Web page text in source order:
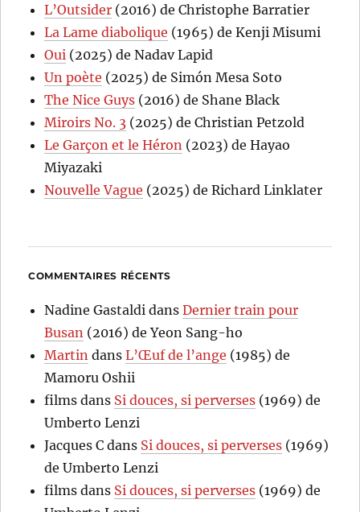
L’Outsider (2016) de Christophe Barratier
La Lame diabolique (1965) de Kenji Misumi
Oui (2025) de Nadav Lapid
Un poète (2025) de Simón Mesa Soto
The Nice Guys (2016) de Shane Black
Miroirs No. 3 (2025) de Christian Petzold
Le Garçon et le Héron (2023) de Hayao
Miyazaki
Nouvelle Vague (2025) de Richard Linklater
COMMENTAIRES RÉCENTS
Nadine Gastaldi dansDernier train pour
Busan (2016) de Yeon Sang-ho
Martin dansL’Œuf de l’ange (1985) de
Mamoru Oshii
films dans Si douces, si perverses (1969) de
Umberto Lenzi
Jacques C dans Si douces, si perverses (1969)
de Umberto Lenzi
films dans Si douces, si perverses (1969) de